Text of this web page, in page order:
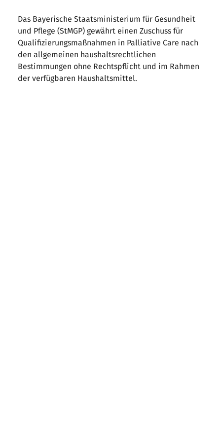
Das Bayerische Staatsministerium für Gesundheit
und Pflege (StMGP) gewährt einen Zuschuss für
Qualifizierungsmaßnahmen in Palliative Care nach
den allgemeinen haushaltsrechtlichen
Bestimmungen ohne Rechtspflicht und im Rahmen
der verfügbaren Haushaltsmittel.